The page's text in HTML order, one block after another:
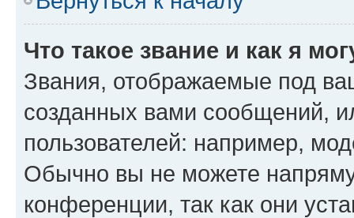
Что такое звание и как я
Звания, отображаемые под
созданных вами сообщений,
пользователей: например,
Обычно вы не можете
конференции, так как они